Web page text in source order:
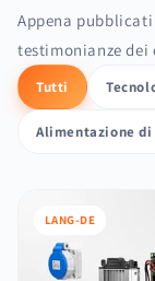
Appena
testimonianze dei
Tutti
Alimentazione di
LANG-DE